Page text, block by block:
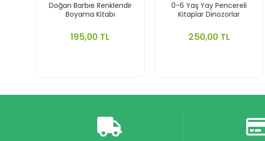
Doğan Barbıe Renklendir
Boyama Kitabı
195,00 TL
0-6 Yaş Yay Pencereli
Kitaplar Dinozorlar
250,00 TL